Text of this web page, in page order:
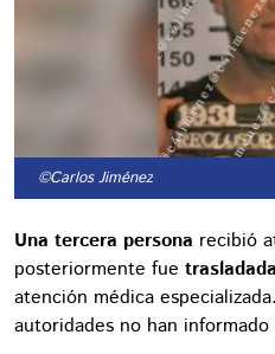
©Carlos Jiménez
Una tercera persona recibió
posteriormente fue
atención médica
autoridades no han